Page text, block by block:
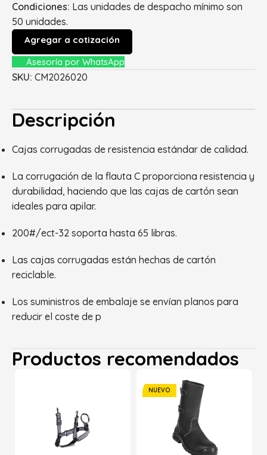
Condiciones: Las unidades de despacho mínimo son
50 unidades.
Agregar a cotización
Asesoría por WhatsApp
SKU: CM2026020
Descripción
Cajas corrugadas de resistencia estándar de calidad.
La corrugación de la flauta C proporciona resistencia y
durabilidad, haciendo que las cajas de cartón sean
ideales para apilar.
200#/ect-32 soporta hasta 65 libras.
Las cajas corrugadas están hechas de cartón
reciclable.
Los suministros de embalaje se envían planos para
reducir el coste de p
Productos recomendados
NUEVO